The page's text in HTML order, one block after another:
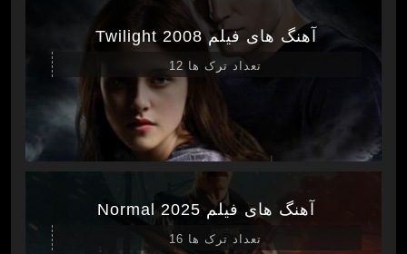
آهنگ های فیلم Twilight 2008
تعداد ترک ها 12
آهنگ های فیلم Normal 2025
تعداد ترک ها 16